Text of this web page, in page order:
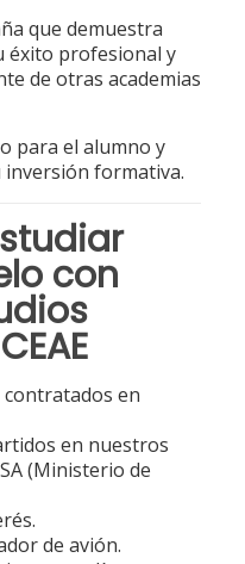
que demuestra
éxito profesional y
de otras academias
para el alumno y
formativa.
con
contratados en
en nuestros
(Ministerio de
de avión.